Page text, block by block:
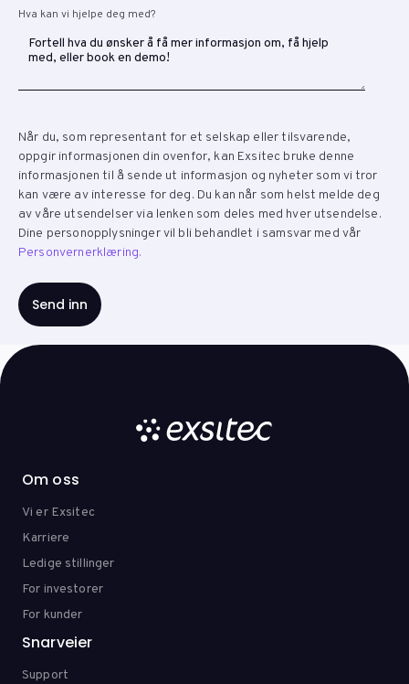
Hva kan vi hjelpe deg med?
Når du, som representant for et selskap eller tilsvarende,
oppgir informasjonen din ovenfor, kan Exsitec bruke denne
informasjonen til å sende ut informasjon og nyheter som vi tror
kan være av interesse for deg. Du kan når som helst melde deg
av våre utsendelser via lenken som deles med hver utsendelse.
Dine personopplysninger vil bli behandlet i samsvar med vår
Personvernerklæring.
Om oss
Vi er Exsitec
Karriere
Ledige stillinger
For investorer
For kunder
Snarveier
Support